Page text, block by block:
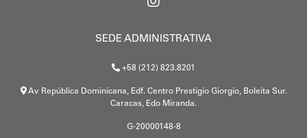
SEDE ADMINISTRATIVA
+58 (212) 823.8201
Av República Dominicana, Edf. Centro Prestigio Giorgio, Boleita Sur.
Caracas, Edo Miranda.
G-20000148-8